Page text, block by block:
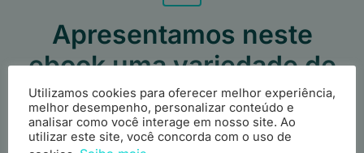
Apresentamos neste
ebook uma variedade de
cases de sucesso com
detalhamento técnico de
Utilizamos cookies para oferecer melhor experiência,
melhor desempenho, personalizar conteúdo e
analisar como você interage em nosso site. Ao
utilizar este site, você concorda com o uso de